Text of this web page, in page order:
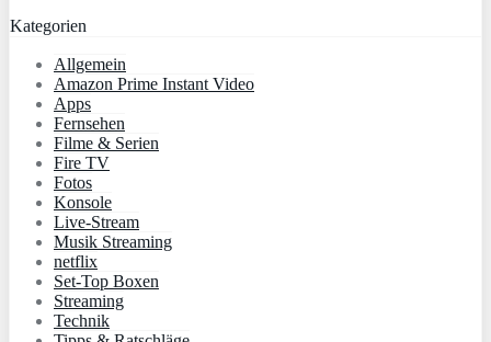
Kategorien
Allgemein
Amazon Prime Instant Video
Apps
Fernsehen
Filme & Serien
Fire TV
Fotos
Konsole
Live-Stream
Musik Streaming
netflix
Set-Top Boxen
Streaming
Technik